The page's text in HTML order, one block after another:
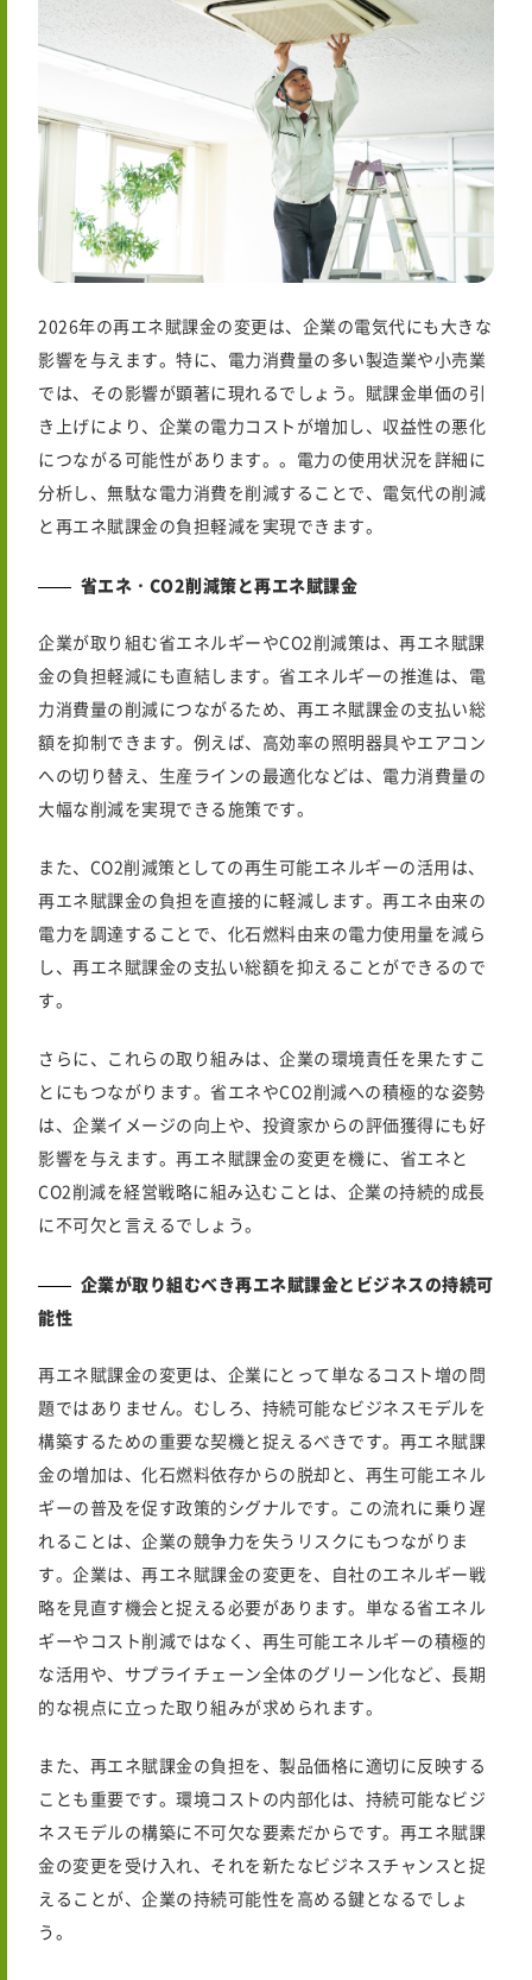
2026年の再エネ賦課金の変更は、企業の電気代にも大きな
影響を与えます。特に、電力消費量の多い製造業や小売業
では、その影響が顕著に現れるでしょう。賦課金単価の引
き上げにより、企業の電力コストが増加し、収益性の悪化
につながる可能性があります。。電力の使用状況を詳細に
分析し、無駄な電力消費を削減することで、電気代の削減
と再エネ賦課金の負担軽減を実現できます。
省エネ・CO2削減策と再エネ賦課金
企業が取り組む省エネルギーやCO2削減策は、再エネ賦課
金の負担軽減にも直結します。省エネルギーの推進は、電
力消費量の削減につながるため、再エネ賦課金の支払い総
額を抑制できます。例えば、高効率の照明器具やエアコン
への切り替え、生産ラインの最適化などは、電力消費量の
大幅な削減を実現できる施策です。
また、CO2削減策としての再生可能エネルギーの活用は、
再エネ賦課金の負担を直接的に軽減します。再エネ由来の
電力を調達することで、化石燃料由来の電力使用量を減ら
し、再エネ賦課金の支払い総額を抑えることができるので
す。
さらに、これらの取り組みは、企業の環境責任を果たすこ
とにもつながります。省エネやCO2削減への積極的な姿勢
は、企業イメージの向上や、投資家からの評価獲得にも好
影響を与えます。再エネ賦課金の変更を機に、省エネと
CO2削減を経営戦略に組み込むことは、企業の持続的成長
に不可欠と言えるでしょう。
企業が取り組むべき再エネ賦課金とビジネスの持続可
能性
再エネ賦課金の変更は、企業にとって単なるコスト増の問
題ではありません。むしろ、持続可能なビジネスモデルを
構築するための重要な契機と捉えるべきです。再エネ賦課
金の増加は、化石燃料依存からの脱却と、再生可能エネル
ギーの普及を促す政策的シグナルです。この流れに乗り遅
れることは、企業の競争力を失うリスクにもつながりま
す。企業は、再エネ賦課金の変更を、自社のエネルギー戦
略を見直す機会と捉える必要があります。単なる省エネル
ギーやコスト削減ではなく、再生可能エネルギーの積極的
な活用や、サプライチェーン全体のグリーン化など、長期
的な視点に立った取り組みが求められます。
また、再エネ賦課金の負担を、製品価格に適切に反映する
ことも重要です。環境コストの内部化は、持続可能なビジ
ネスモデルの構築に不可欠な要素だからです。再エネ賦課
金の変更を受け入れ、それを新たなビジネスチャンスと捉
えることが、企業の持続可能性を高める鍵となるでしょ
う。